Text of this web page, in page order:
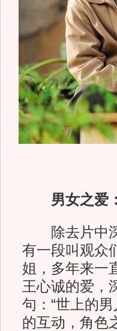
男女之爱
除去片中深
有一段叫观众
姐，多年来一
王心诚的爱，
句：“世上的
的互动，角色